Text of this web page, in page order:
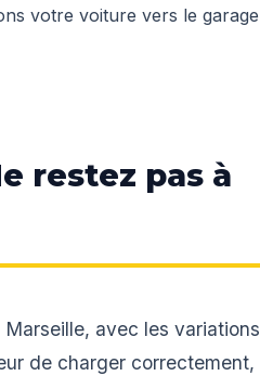
votre voiture vers le garage
restez pas à
avec les variations
de charger correctement,